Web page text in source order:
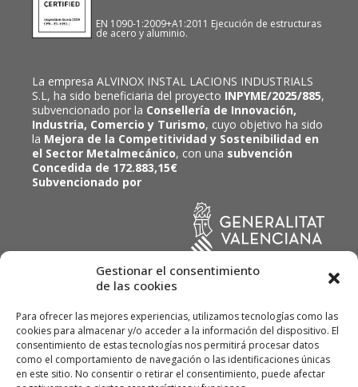
Gestionar el consentimiento
de las cookies
Para ofrecer las mejores experiencias, utilizamos tecnologías como las
cookies para almacenar y/o acceder a la información del dispositivo. El
consentimiento de estas tecnologías nos permitirá procesar datos
como el comportamiento de navegación o las identificaciones únicas
en este sitio. No consentir o retirar el consentimiento, puede afectar
EN 1090-1:2009+A1:2011 Ejecución de estructuras
de acero y aluminio.
La empresa ALVINOX INSTAL LACIONS INDUSTRIALS
S.L, ha sido beneficiaria del proyecto INPYME/2025/885,
subvencionado por la Consellería de Innovación,
Industria, Comercio y Turismo, cuyo objetivo ha sido
la Mejora de la Competitividad y Sostenibilidad en
el Sector Metalmecánico, con una subvención
Concedida de 172.883,15€
Subvencionado por
© ALVINOX, Instal·lacions Industrials, SL 2022